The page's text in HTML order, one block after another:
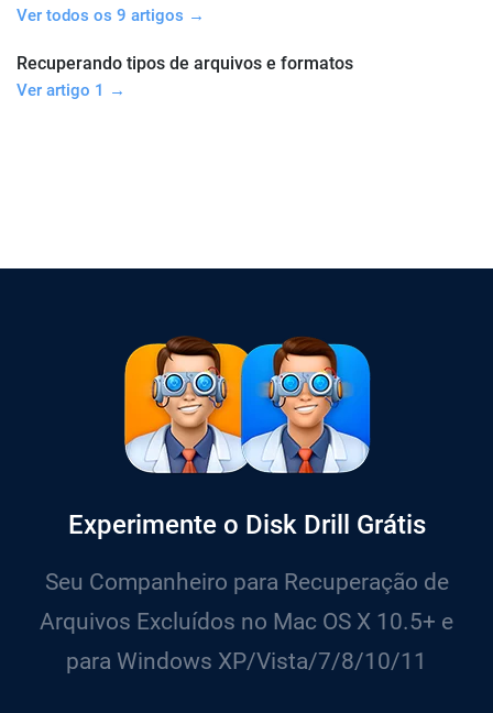
Ver todos os 9 artigos →
Recuperando tipos de arquivos e formatos
Ver artigo 1 →
Experimente o Disk Drill Grátis
Seu Companheiro para Recuperação de
Arquivos Excluídos no Mac OS X 10.5+ e
para Windows XP/Vista/7/8/10/11